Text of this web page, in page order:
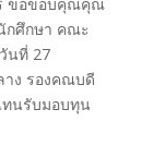
กศึกษา คณะ
นที่ 27
าง รองคณบดี
ทนรับมอบทุน